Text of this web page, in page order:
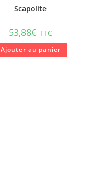
Scapolite
53,88€ TTC
Ajouter au panier